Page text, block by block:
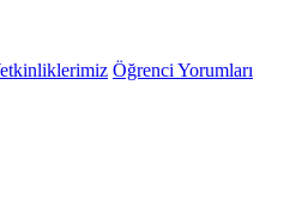
Öğrenci Yorumları